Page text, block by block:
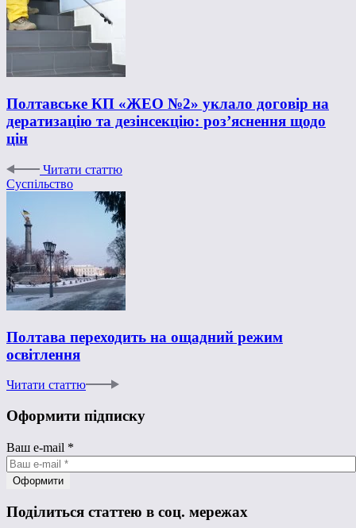
Полтавське КП «ЖЕО №2» уклало договір на
дератизацію та дезінсекцію: роз’яснення щодо
цін
Читати статтю
Суспільство
Полтава переходить на ощадний режим
освітлення
Читати статтю
Оформити підписку
Ваш e-mail *
Поділиться статтею в соц. мережах